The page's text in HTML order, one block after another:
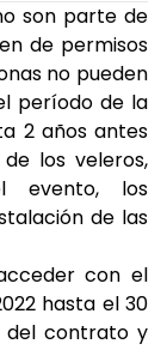
son parte de
de permisos
no pueden
período de la
2 años antes
los veleros,
evento, los
de las
con el
hasta el 30
del contrato y